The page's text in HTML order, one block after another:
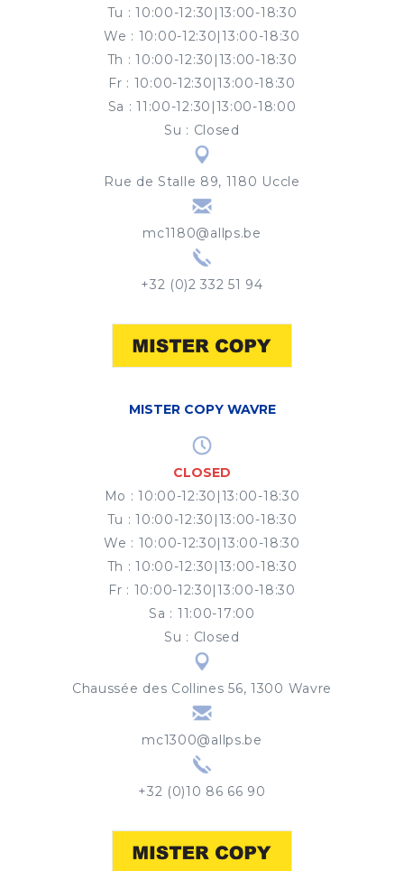
Tu :10:00-12:30|13:00-18:30
We : 10:00-12:30|13:00-18:30
Th :10:00-12:30|13:00-18:30
Fr : 10:00-12:30|13:00-18:30
Sa :11:00-12:30|13:00-18:00
Su : Closed
Rue de Stalle 89, 1180 Uccle
mc1180@allps.be
+32 (0)2 332 51 94
MISTER COPY WAVRE
CLOSED
Mo :10:00-12:30|13:00-18:30
Tu :10:00-12:30|13:00-18:30
We : 10:00-12:30|13:00-18:30
Th :10:00-12:30|13:00-18:30
Fr : 10:00-12:30|13:00-18:30
Sa : 11:00-17:00
Su : Closed
Chaussée des Collines 56, 1300 Wavre
mc1300@allps.be
+32 (0)10 86 66 90